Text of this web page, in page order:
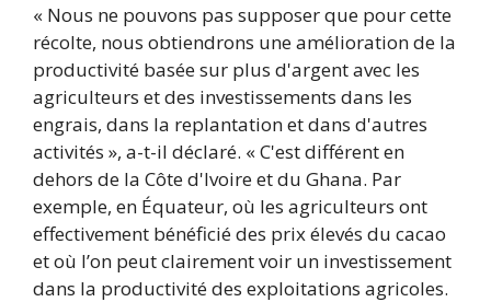
« Nous ne pouvons pas supposer que pour cette
récolte, nous obtiendrons une amélioration de la
productivité basée sur plus d'argent avec les
agriculteurs et des investissements dans les
engrais, dans la replantation et dans d'autres
activités », a-t-il déclaré. « C'est différent en
dehors de la Côte d'Ivoire et du Ghana. Par
exemple, en Équateur, où les agriculteurs ont
effectivement bénéficié des prix élevés du cacao
et où l’on peut clairement voir un investissement
dans la productivité des exploitations agricoles.